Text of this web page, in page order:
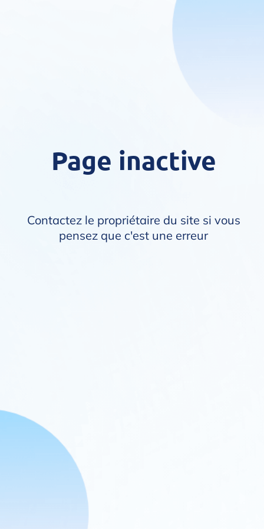
Page inactive
Contactez le propriétaire du site si vous
pensez que c'est une erreur